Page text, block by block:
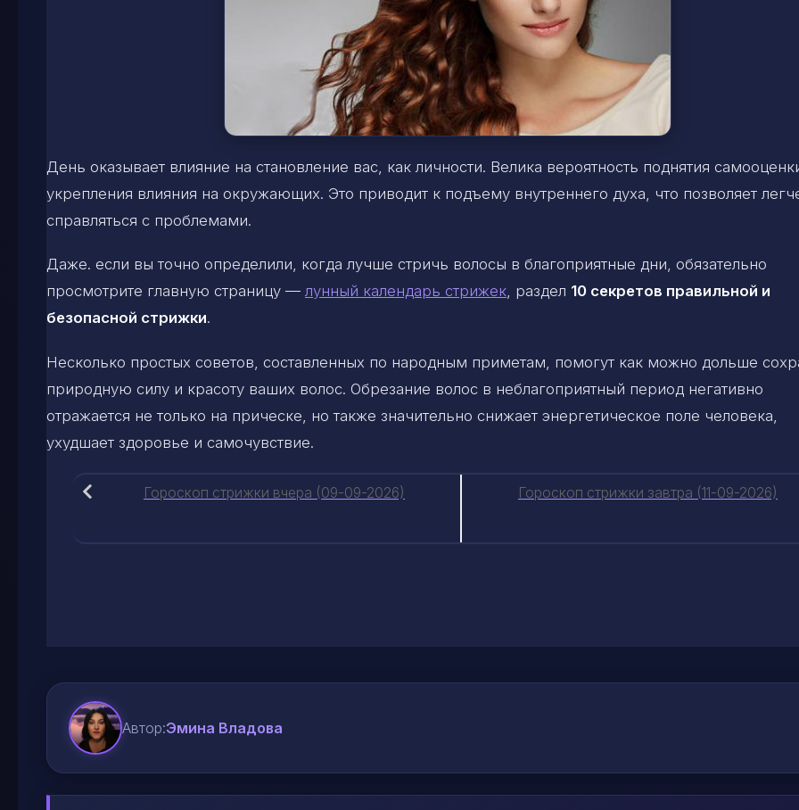
День оказывает влияние на становление вас, как личности. Велика вероятность поднятия
укрепления влияния на окружающих. Это приводит к подъему внутреннего духа, что позволяет
справляться с проблемами.
Даже. если вы точно определили, когда лучше стричь волосы в благоприятные дни, обязательно
просмотрите главную страницу — лунный календарь стрижек, раздел 10 секретов правильной и
безопасной стрижки.
Несколько простых советов, составленных по народным приметам, помогут как можно дольше
природную силу и красоту ваших волос. Обрезание волос в неблагоприятный период негативно
отражается не только на прическе, но также значительно снижает энергетическое поле человека,
ухудшает здоровье и самочувствие.
Гороскоп стрижки завтра (11-09-2026)
Гороскоп стрижки вчера (09-09-2026)
Автор:Эмина Владова